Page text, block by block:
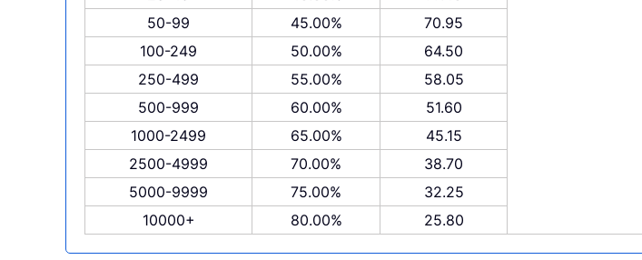
50-99
45.00%
70.95
100-249
50.00%
64.50
250-499
55.00%
58.05
500-999
60.00%
51.60
1000-2499
65.00%
45.15
2500-4999
70.00%
38.70
5000-9999
75.00%
32.25
10000+
80.00% 25.80